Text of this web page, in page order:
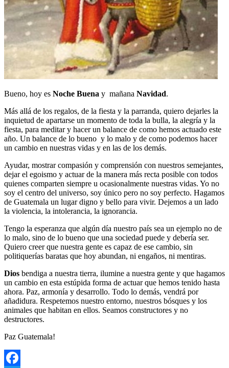
Bueno, hoy es Noche Buena y mañana Navidad.
Más allá de los regalos, de la fiesta y la parranda, quiero dejarles la
inquietud de apartarse un momento de toda la bulla, la alegría y la
fiesta, para meditar y hacer un balance de como hemos actuado este
año. Un balance de lo bueno y lo malo y de como podemos hacer
un cambio en nuestras vidas y en las de los demás.
Ayudar, mostrar compasión y comprensión con nuestros semejantes,
dejar el egoismo y actuar de la manera más recta posible con todos
quienes comparten siempre u ocasionalmente nuestras vidas. Yo no
soy el centro del universo, soy único pero no soy perfecto. Hagamos
de Guatemala un lugar digno y bello para vivir. Dejemos a un lado
la violencia, la intolerancia, la ignorancia.
Tengo la esperanza que algún día nuestro país sea un ejemplo no de
lo malo, sino de lo bueno que una sociedad puede y debería ser.
Quiero creer que nuestra gente es capaz de ese cambio, sin
politiquerías baratas que hoy abundan, ni engaños, ni mentiras.
Dios bendiga a nuestra tierra, ilumine a nuestra gente y que hagamos
un cambio en esta estúpida forma de actuar que hemos tenido hasta
ahora. Paz, armonía y desarrollo. Todo lo demás, vendrá por
añadidura. Respetemos nuestro entorno, nuestros bósques y los
animales que habitan en ellos. Seamos constructores y no
destructores.
Paz Guatemala!